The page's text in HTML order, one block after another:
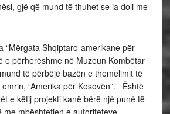
gjë që mund të thuhet se ia doli me
“Mërgata Shqiptaro-amerikane për
e përherëshme në Muzeun Kombëtar
të përbëjë bazën e themelimit të
“Amerika për Kosovën”. Është
e këtij projekti kanë bërë një punë të
me mbështetjen e autoriteteve